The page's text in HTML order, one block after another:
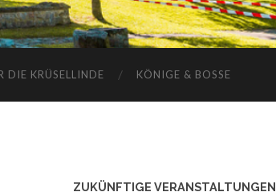
DIE KRÜSELLINDE KÖNIGE & BOSSE
ZUKÜNFTIGE VERANSTALTUNGEN